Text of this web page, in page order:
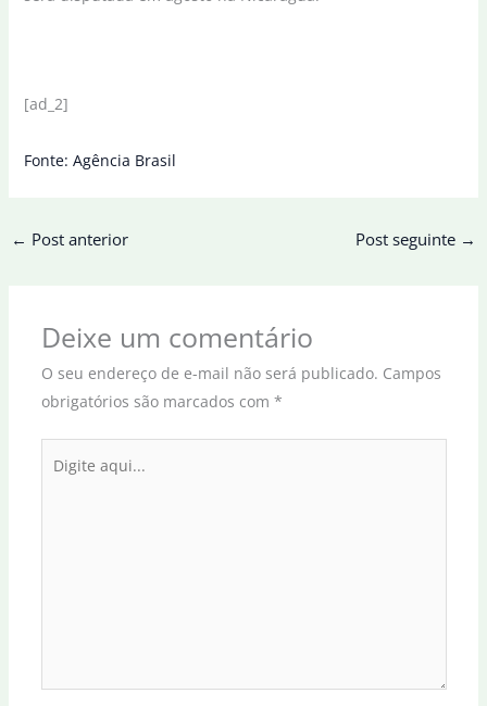
[ad_2]
Fonte: Agência Brasil
← Post anterior Post seguinte →
Deixe um comentário
O seu endereço de e-mail não será publicado. Campos
obrigatórios são marcados com *
aqui...